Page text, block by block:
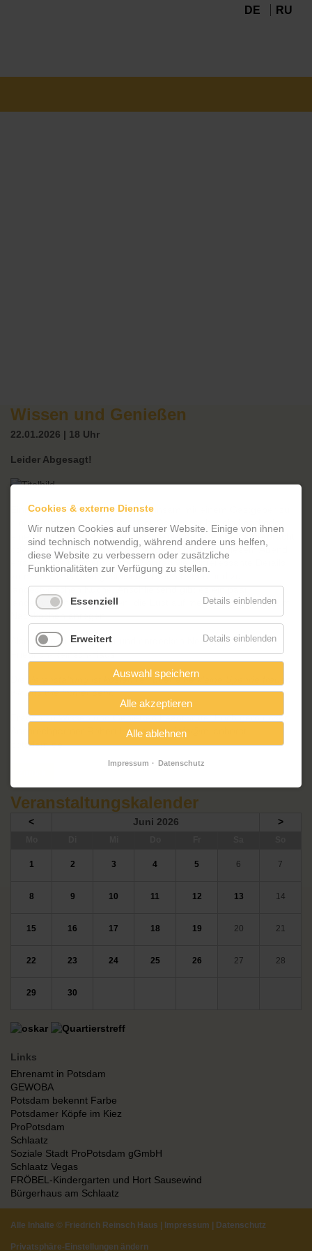
DE RU
Wissen und Genießen
22.01.2026 | 18 Uhr
Leider Abgesagt!
Einmal im Monat laden wir gemeinsam mit einem Gastgeber zu
einem geselligen Abend ein. Der Gastgeber hat ein Land oder
eine Stadt bereist, längere Zeit in einer anderen Kultur verbracht
oder kommt selbst aus einem anderen Land. An diesem Abend
erfahren Sie in einem kurzen Vortrag viele interessante Details
zum kulturellen und gesellschaftlichen Leben und zur
landestypischen Küche. Anschließend gibt es ein paar
ländertypische Kostproben, die Lust auf mehr machen und zum
Nachkochen anregen.
Also seien Sie gespannt und entdecken Neues bei uns im
Friedrich-Reinsch-Haus.
Die Veranstaltung ist kostenfrei, über eine kleine Spende freuen
wir uns wie immer sehr.
Fragen zu Wissen und Genießen beantwortet Euch gern unser
Ansprechpartner Robert Lucas unter info@milanhorst-
potsdam.de
Veranstaltungskalender
< Juni 2026 >
1 2 3 4 5 6 7
8 9 10 11 12 13 14
15 16 17 18 19 20 21
22 23 24 25 26 27 28
29 30
Links
Ehrenamt in Potsdam
GEWOBA
Potsdam bekennt Farbe
Potsdamer Köpfe im Kiez
ProPotsdam
Schlaatz
Soziale Stadt ProPotsdam gGmbH
Schlaatz Vegas
FRÖBEL-Kindergarten und Hort Sausewind
Bürgerhaus am Schlaatz
Alle Inhalte © Friedrich Reinsch Haus Impressum Datenschutz
Privatsphäre-Einstellungen ändern
Cookies & externe Dienste
Wir nutzen Cookies auf unserer Website. Einige von ihnen
sind technisch notwendig, während andere uns helfen,
diese Website zu verbessern oder zusätzliche
Funktionalitäten zur Verfügung zu stellen.
Essenziell Details einblenden
Erweitert Details einblenden
Auswahl speichern
Alle akzeptieren
Alle ablehnen
Impressum Datenschutz